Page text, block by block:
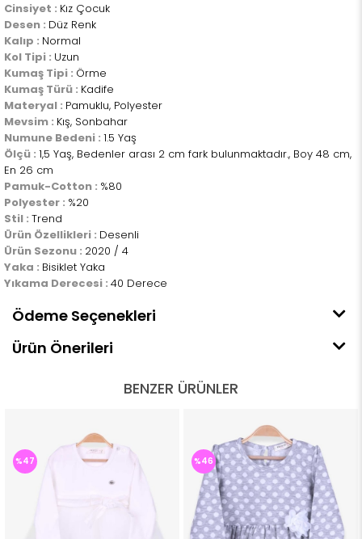
Cinsiyet : Kız Çocuk
Desen : Düz Renk
Kalıp : Normal
Kol Tipi : Uzun
Kumaş Tipi : Örme
Kumaş Türü : Kadife
Materyal : Pamuklu, Polyester
Mevsim : Kış, Sonbahar
Numune Bedeni : 1.5 Yaş
Ölçü : 1,5 Yaş, Bedenler arası 2 cm fark bulunmaktadır., Boy 48 cm,
En 26 cm
Pamuk-Cotton : %80
Polyester : %20
Stil : Trend
Ürün Özellikleri : Desenli
Ürün Sezonu : 2020 / 4
Yaka : Bisiklet Yaka
Yıkama Derecesi : 40 Derece
Ödeme Seçenekleri
Ürün Önerileri
BENZER ÜRÜNLER
%47 %46